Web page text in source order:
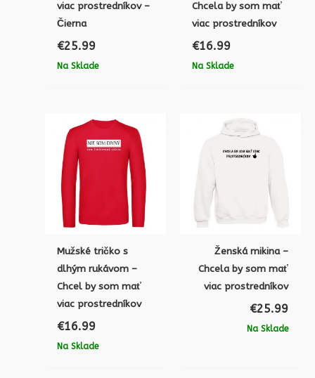
viac prostredníkov –
Čierna
€25.99
Na Sklade
Chcela by som mať
viac prostredníkov
€16.99
Na Sklade
Mužské tričko s
dlhým rukávom –
Chcel by som mať
viac prostredníkov
€16.99
Na Sklade
Ženská mikina –
Chcela by som mať
viac prostredníkov
€25.99
Na Sklade